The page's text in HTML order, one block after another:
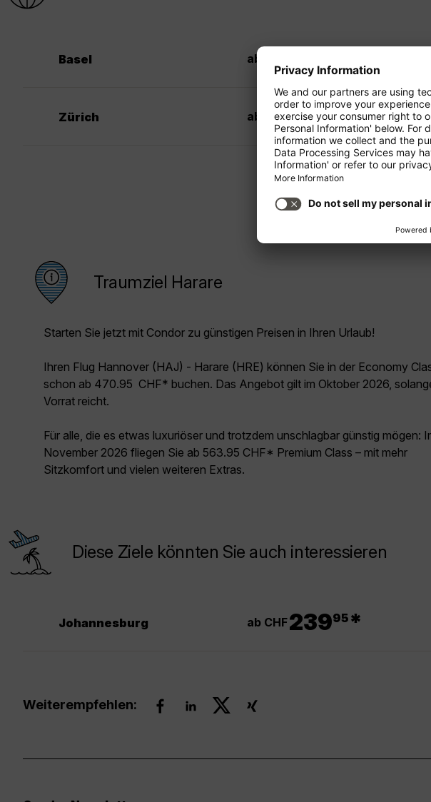
Basel ab CHF 407.
Zürich ab CHF397.
95*
Traumziel Harare
Starten Sie jetzt mit Condor zu günstigen Preisen in Ihren Urlaub!
Ihren Flug Hannover (HAJ) - Harare (HRE) können Sie in der Economy
schon ab 470.95 CHF* buchen. Das Angebot gilt im Oktober 2026,
Vorrat reicht.
Für alle, die es etwas luxuriöser und trotzdem unschlagbar günstig mögen:
November 2026 fliegen Sie ab 563.95 CHF* Premium Class – mit mehr
Sitzkomfort und vielen weiteren Extras.
Diese Ziele könnten Sie auch interessieren
Johannesburg ab CHF23995 *
Weiterempfehlen: